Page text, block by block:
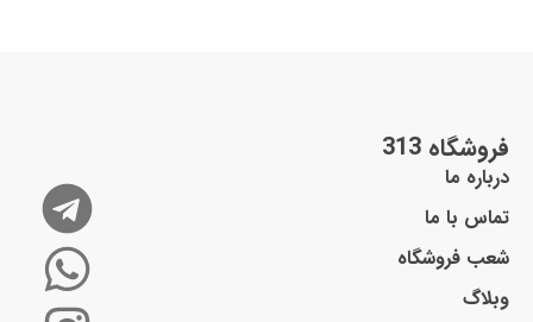
فروشگاه 313
درباره ما
تماس با ما
شعب فروشگاه
وبلاگ